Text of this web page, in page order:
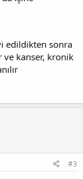
edildikten sonra
ve kanser, kronik
#3